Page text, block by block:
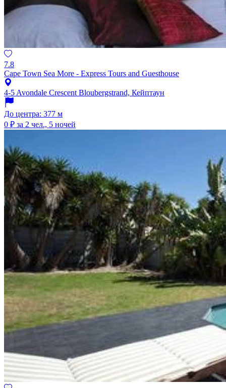
7.8
Cape Town Sea More - Express Tours and Guesthouse
4-5 Avondale Crescent Bloubergstrand, Кейптаун
До центра: 377 м
0 ₽ за 2 чел., 5 ночей